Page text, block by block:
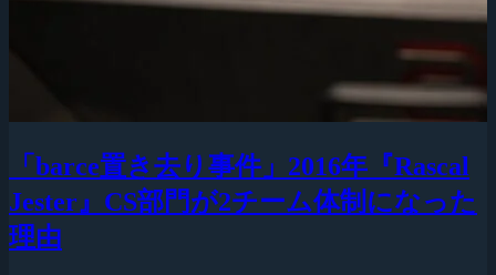
「barce置き去り事件」2016年『Rascal
Jester』CS部門が2チーム体制になった
理由